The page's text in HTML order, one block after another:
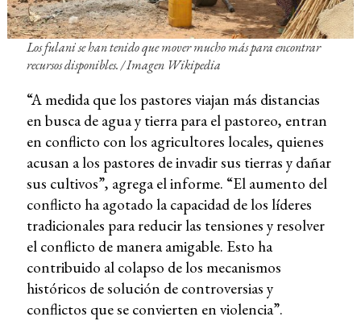
Los fulani se han tenido que mover mucho más para encontrar
recursos disponibles. /Imagen Wikipedia
“A medida que los pastores viajan más distancias
en busca de agua y tierra para el pastoreo, entran
en conflicto con los agricultores locales, quienes
acusan a los pastores de invadir sus tierras y dañar
sus cultivos”, agrega el informe. “El aumento del
conflicto ha agotado la capacidad de los líderes
tradicionales para reducir las tensiones y resolver
el conflicto de manera amigable. Esto ha
contribuido al colapso de los mecanismos
históricos de solución de controversias y
conflictos que se convierten en violencia”.